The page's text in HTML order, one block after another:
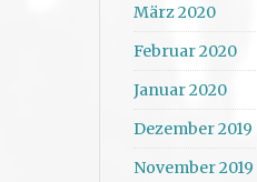
März 2020
Februar 2020
Januar 2020
Dezember 2019
November 2019